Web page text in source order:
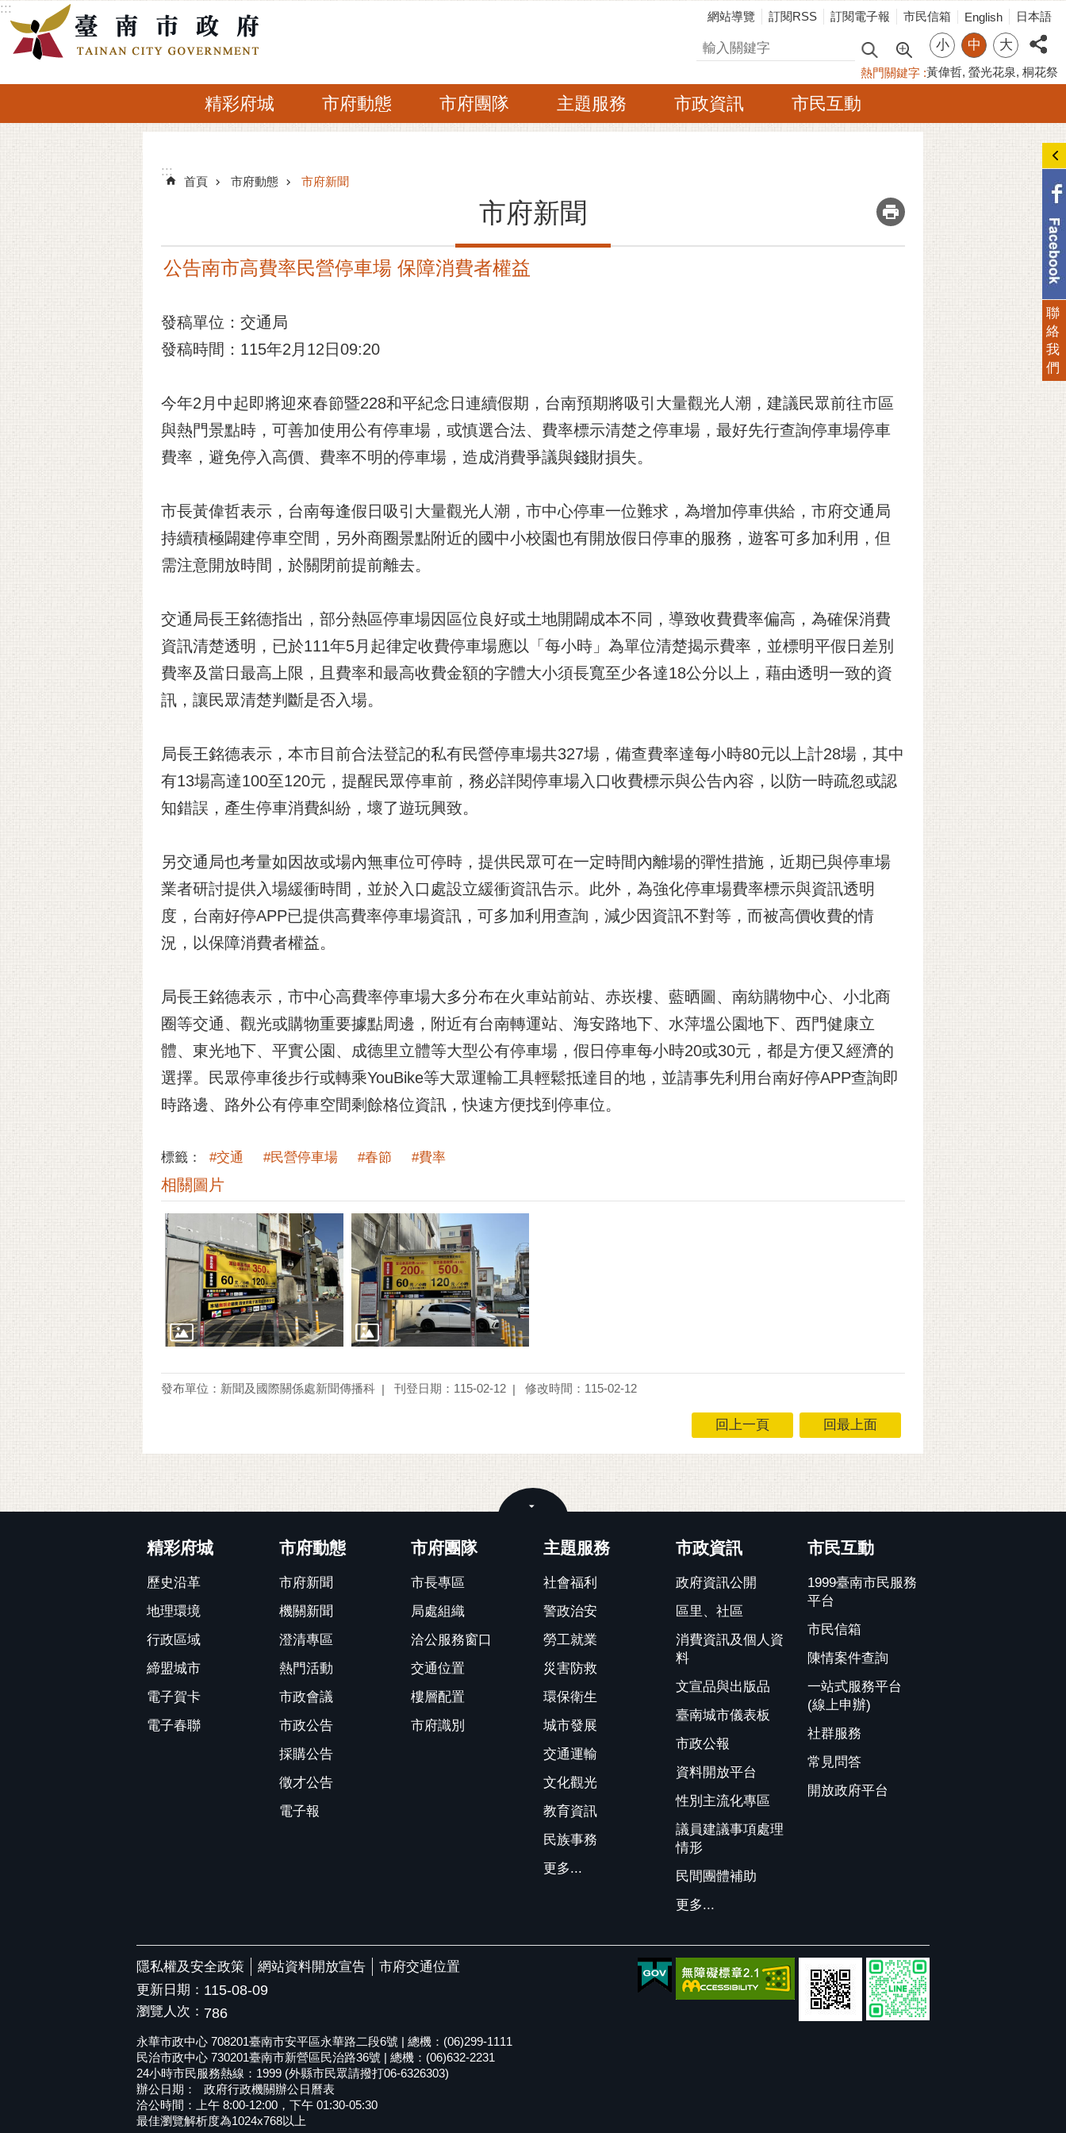
跳到主要內容區塊
:::
網站導覽 訂閱RSS 訂閱電子報 市民信箱 English 日本語
搜尋 小 中 大
熱門關鍵字 黃偉哲 螢光花泉 桐花祭
精彩府城 市府動態 市府團隊 主題服務 市政資訊 市民互動
:::
:::
首頁 市府動態 市府新聞
市府新聞 _
公告南市高費率民營停車場 保障消費者權益
發稿單位：交通局
發稿時間：115年2月12日09:20
今年2月中起即將迎來春節暨228和平紀念日連續假期，台南預期將吸引大量觀光人潮，建議民眾前往市區
與熱門景點時，可善加使用公有停車場，或慎選合法、費率標示清楚之停車場，最好先行查詢停車場停車
費率，避免停入高價、費率不明的停車場，造成消費爭議與錢財損失。
市長黃偉哲表示，台南每逢假日吸引大量觀光人潮，市中心停車一位難求，為增加停車供給，市府交通局
持續積極闢建停車空間，另外商圈景點附近的國中小校園也有開放假日停車的服務，遊客可多加利用，但
需注意開放時間，於關閉前提前離去。
交通局長王銘德指出，部分熱區停車場因區位良好或土地開闢成本不同，導致收費費率偏高，為確保消費
資訊清楚透明，已於111年5月起律定收費停車場應以「每小時」為單位清楚揭示費率，並標明平假日差別
費率及當日最高上限，且費率和最高收費金額的字體大小須長寬至少各達18公分以上，藉由透明一致的資
訊，讓民眾清楚判斷是否入場。
局長王銘德表示，本市目前合法登記的私有民營停車場共327場，備查費率達每小時80元以上計28場，其中
有13場高達100至120元，提醒民眾停車前，務必詳閱停車場入口收費標示與公告內容，以防一時疏忽或認
知錯誤，產生停車消費糾紛，壞了遊玩興致。
另交通局也考量如因故或場內無車位可停時，提供民眾可在一定時間內離場的彈性措施，近期已與停車場
業者研討提供入場緩衝時間，並於入口處設立緩衝資訊告示。此外，為強化停車場費率標示與資訊透明
度，台南好停APP已提供高費率停車場資訊，可多加利用查詢，減少因資訊不對等，而被高價收費的情
況，以保障消費者權益。
局長王銘德表示，市中心高費率停車場大多分布在火車站前站、赤崁樓、藍晒圖、南紡購物中心、小北商
圈等交通、觀光或購物重要據點周邊，附近有台南轉運站、海安路地下、水萍塭公園地下、西門健康立
體、東光地下、平實公園、成德里立體等大型公有停車場，假日停車每小時20或30元，都是方便又經濟的
選擇。民眾停車後步行或轉乘YouBike等大眾運輸工具輕鬆抵達目的地，並請事先利用台南好停APP查詢即
時路邊、路外公有停車空間剩餘格位資訊，快速方便找到停車位。
標籤： #交通 #民營停車場 #春節 #費率
相關圖片
發布單位：新聞及國際關係處新聞傳播科 刊登日期：115-02-12 修改時間：115-02-12
回上一頁 回最上面
精彩府城
歷史沿革
地理環境
行政區域
締盟城市
電子賀卡
電子春聯
市府動態
市府新聞
機關新聞
澄清專區
熱門活動
市政會議
市政公告
採購公告
徵才公告
電子報
市府團隊
市長專區
局處組織
洽公服務窗口
交通位置
樓層配置
市府識別
主題服務
社會福利
警政治安
勞工就業
災害防救
環保衛生
城市發展
交通運輸
文化觀光
教育資訊
民族事務
更多...
市政資訊
政府資訊公開
區里、社區
消費資訊及個人資
料
文宣品與出版品
臺南城市儀表板
市政公報
資料開放平台
性別主流化專區
議員建議事項處理
情形
民間團體補助
更多...
市民互動
1999臺南市民服務
平台
市民信箱
陳情案件查詢
一站式服務平台
(線上申辦)
社群服務
常見問答
開放政府平台
隱私權及安全政策 網站資料開放宣告
市府交通位置
更新日期： 115-08-09
瀏覽人次： 786
永華市政中心 708201臺南市安平區永華路二段6號 | 總機：(06)299-1111
民治市政中心 730201臺南市新營區民治路36號 | 總機：(06)632-2231
24小時市民服務熱線：1999 (外縣市民眾請撥打06-6326303)
辦公日期：
政府行政機關辦公日曆表
洽公時間：上午 8:00-12:00，下午 01:30-05:30
最佳瀏覽解析度為1024x768以上
聯
絡
我
們